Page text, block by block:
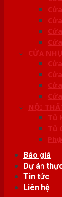
CỬA
NỘI
Tủ
Tủ
Báo giá
Dự án
Tin tức
Liên hệ